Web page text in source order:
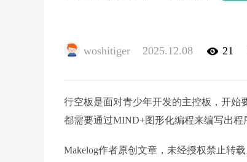
woshitiger 2025.12.08 21
行空板是面对青少年开发的主控板，开始
都需要通过MIND+图形化编程来编写出程
Makelog作者原创文章，未经授权禁止转载